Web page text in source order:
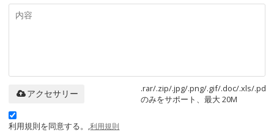
.rar/.zip/.jpg/.png/.gif/.doc/.xls/.pdf
のみをサポート、最大 20M
アクセサリー
利用規則を同意する。,利用規則